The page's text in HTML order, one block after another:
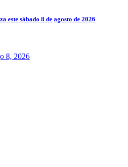
este sábado 8 de agosto de 2026
8, 2026